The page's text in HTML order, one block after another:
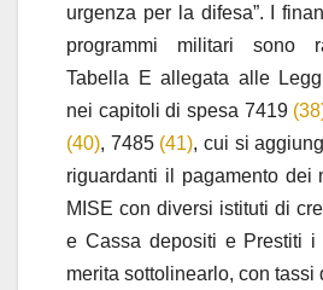
urgenza per la difesa”. I
programmi militari sono
Tabella E allegata alle
nei capitoli di spesa 7419
(40), 7485 (41), cui si
riguardanti il pagamento dei
MISE con diversi istituti di
e Cassa depositi e Prestiti i
merita sottolinearlo, con tassi